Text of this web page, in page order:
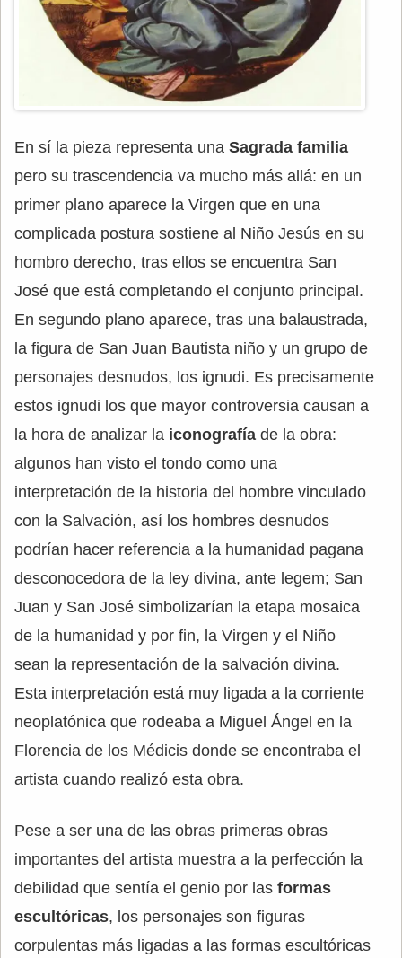
En sí la pieza representa una Sagrada familia
pero su trascendencia va mucho más allá: en un
primer plano aparece la Virgen que en una
complicada postura sostiene al Niño Jesús en su
hombro derecho, tras ellos se encuentra San
José que está completando el conjunto principal.
En segundo plano aparece, tras una balaustrada,
la figura de San Juan Bautista niño y un grupo de
personajes desnudos, los ignudi. Es precisamente
estos ignudi los que mayor controversia causan a
la hora de analizar la iconografía de la obra:
algunos han visto el tondo como una
interpretación de la historia del hombre vinculado
con la Salvación, así los hombres desnudos
podrían hacer referencia a la humanidad pagana
desconocedora de la ley divina, ante legem; San
Juan y San José simbolizarían la etapa mosaica
de la humanidad y por fin, la Virgen y el Niño
sean la representación de la salvación divina.
Esta interpretación está muy ligada a la corriente
neoplatónica que rodeaba a Miguel Ángel en la
Florencia de los Médicis donde se encontraba el
artista cuando realizó esta obra.
Pese a ser una de las obras primeras obras
importantes del artista muestra a la perfección la
debilidad que sentía el genio por las formas
escultóricas, los personajes son figuras
corpulentas más ligadas a las formas escultóricas